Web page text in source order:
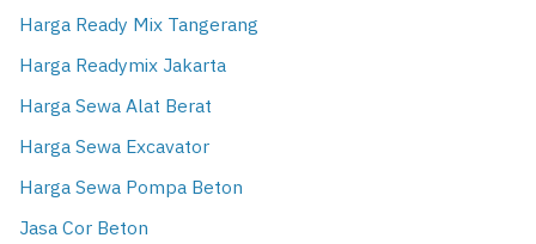
Harga Ready Mix Tangerang
Harga Readymix Jakarta
Harga Sewa Alat Berat
Harga Sewa Excavator
Harga Sewa Pompa Beton
Jasa Cor Beton